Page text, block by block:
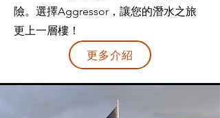
險。選擇Aggressor，讓您的潛水之旅
更上一層樓！
更多介紹